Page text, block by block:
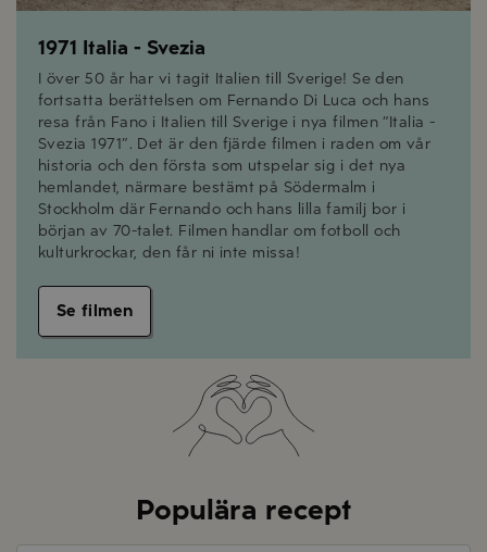
1971 Italia - Svezia
I över 50 år har vi tagit Italien till Sverige! Se den
fortsatta berättelsen om Fernando Di Luca och hans
resa från Fano i Italien till Sverige i nya filmen “Italia -
Svezia 1971”. Det är den fjärde filmen i raden om vår
historia och den första som utspelar sig i det nya
hemlandet, närmare bestämt på Södermalm i
Stockholm där Fernando och hans lilla familj bor i
början av 70-talet. Filmen handlar om fotboll och
kulturkrockar, den får ni inte missa!
Se filmen
Populära recept